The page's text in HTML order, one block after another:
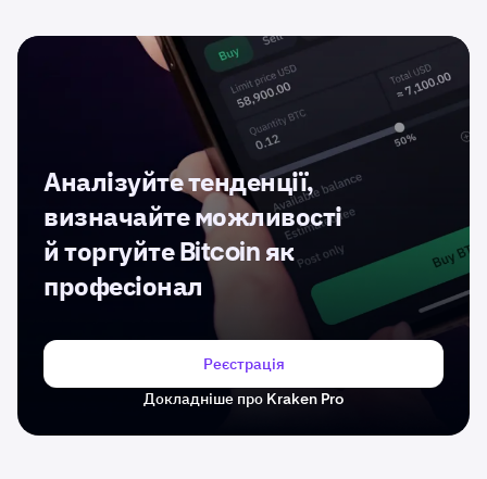
Аналізуйте тенденції,
визначайте можливості
й торгуйте Bitcoin як
професіонал
Реєстрація
Докладніше про Kraken Pro